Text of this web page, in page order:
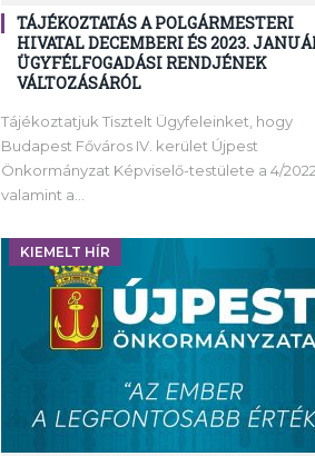
TÁJÉKOZTATÁS A POLGÁRMESTERI
HIVATAL DECEMBERI ÉS 2023.
ÜGYFÉLFOGADÁSI RENDJÉNEK
VÁLTOZÁSÁRÓL
Tájékoztatjuk Tisztelt Ügyfeleinket, hogy
Budapest Főváros IV. kerület Újpest
Önkormányzat Képviselő-testülete a 4/
valamint a…
KIEMELT HÍR